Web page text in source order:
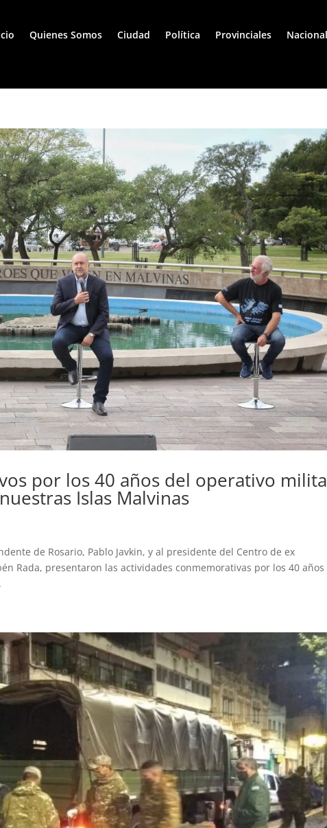
Quienes Somos Ciudad Política Provinciales
por los 40 años del operativo
Islas Malvinas
de Rosario, Pablo Javkin, y al presidente del Centro de ex
Rada, presentaron las actividades conmemorativas por los 40 años